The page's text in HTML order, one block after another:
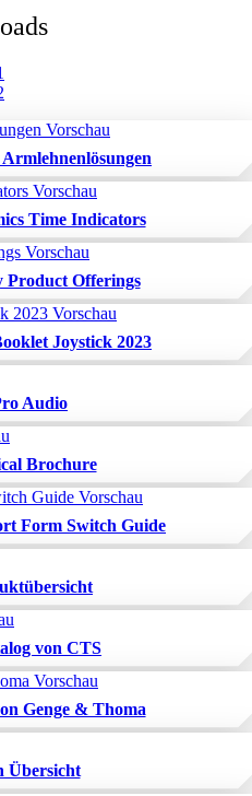
Time Indicators
Offerings
Joystick 2023
Audio
Brochure
Form Switch Guide
von CTS
Genge & Thoma
Übersicht